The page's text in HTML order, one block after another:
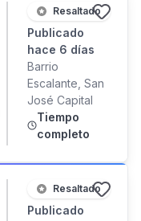
Resaltado
Publicado
hace 6 días
Barrio
Escalante, San
José Capital
Tiempo
completo
Resaltado
Publicado